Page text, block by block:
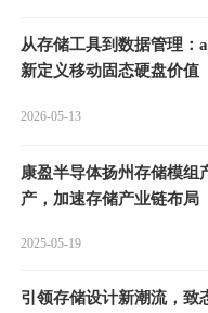
从存储工具到数据管理：
新定义移动固态硬盘价值
2026-05-13
康盈半导体扬州存储模组
产，加速存储产业链布局
2025-05-19
引领存储设计新潮流，致